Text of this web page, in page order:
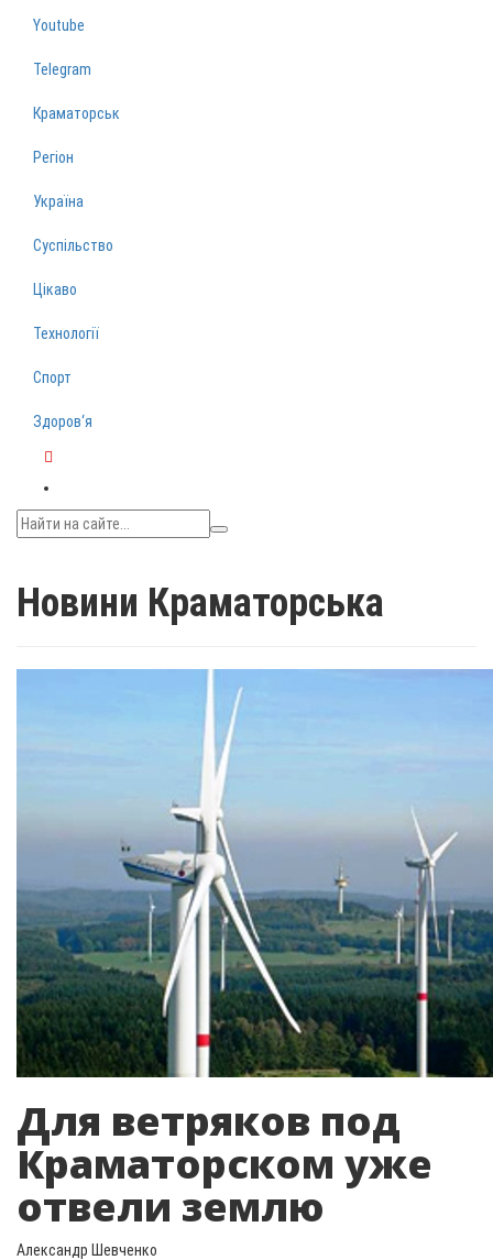
Youtube
Telegram
Краматорськ
Регіон
Україна
Суспільство
Цікаво
Технології
Спорт
Здоров‘я
Новини Краматорська
Для ветряков под
Краматорском уже
отвели землю
Александр Шевченко